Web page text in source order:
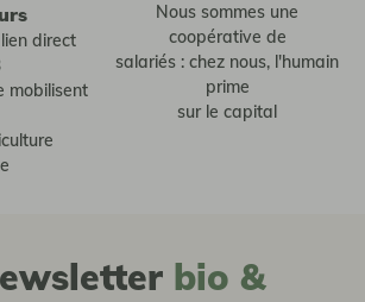
direct
mobilisent
Nous sommes une
coopérative de
salariés : chez nous, l'humain
prime
sur le capital
bio &